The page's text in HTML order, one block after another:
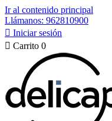
Ir al contenido principal
Llámanos: 962810900
 Iniciar sesión
 Carrito 0